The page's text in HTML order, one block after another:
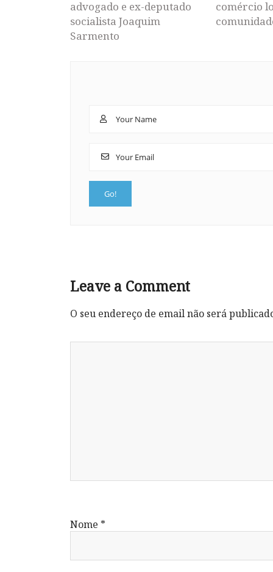
advogado e ex-deputado
socialista Joaquim
Sarmento
comércio
Leave a Comment
O seu endereço de email não será
Nome *